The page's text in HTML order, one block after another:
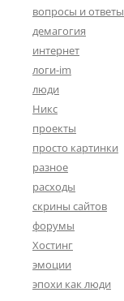
вопросы и ответы
демагогия
интернет
логи-im
люди
Никс
проекты
просто картинки
разное
расходы
скрины сайтов
форумы
Хостинг
эмоции
эпохи как люди